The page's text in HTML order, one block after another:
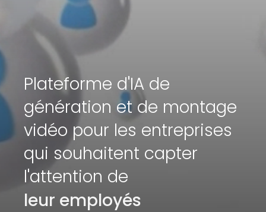
Plateforme d'IA de
génération et de montage
vidéo pour les entreprises
qui souhaitent capter
l'attention de
leur employés